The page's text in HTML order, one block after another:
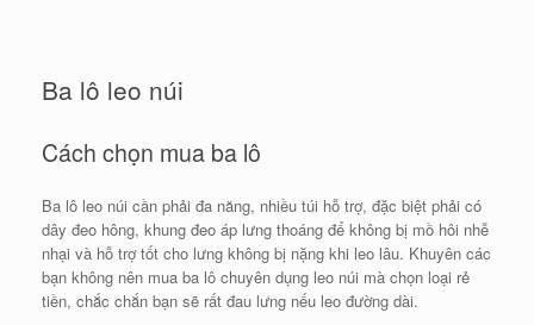
Ba lô leo núi
Cách chọn mua ba lô
Ba lô leo núi cần phải đa năng, nhiều túi hỗ trợ, đặc biệt phải có
dây đeo hông, khung đeo áp lưng thoáng để không bị mồ hôi nhễ
nhại và hỗ trợ tốt cho lưng không bị nặng khi leo lâu. Khuyên các
bạn không nên mua ba lô chuyên dụng leo núi mà chọn loại rẻ
tiền, chắc chắn bạn sẽ rất đau lưng nếu leo đường dài.